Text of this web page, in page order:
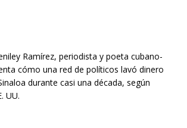
Ramírez, periodista y poeta cubano-
cómo una red de políticos lavó dinero
durante casi una década, según
UU.